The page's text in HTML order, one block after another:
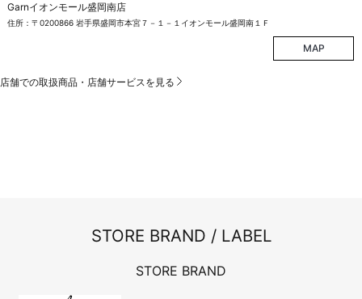
Garnイオンモール盛岡南店
住所：〒0200866 岩手県盛岡市本宮７－１－１イオンモール盛岡南１Ｆ
MAP
店舗での取扱商品・店舗サービスを見る
STORE BRAND / LABEL
STORE BRAND